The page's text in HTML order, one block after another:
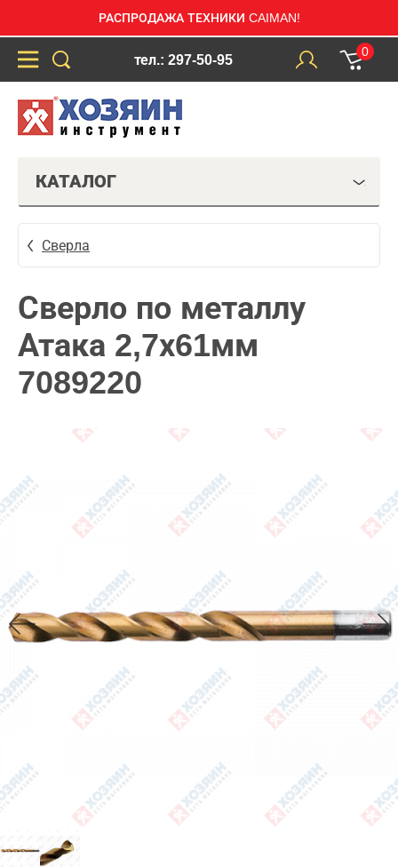
РАСПРОДАЖА ТЕХНИКИ CAIMAN!
тел.: 297-50-95
0
КАТАЛОГ
Сверла
Сверло по металлу
Атака 2,7х61мм
7089220